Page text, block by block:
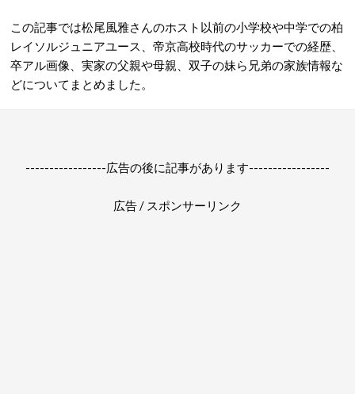
この記事では松尾風雅さんのホスト以前の小学校や中学での柏
レイソルジュニアユース、帝京高校時代のサッカーでの経歴、
卒アル画像、実家の父親や母親、双子の妹ら兄弟の家族情報な
どについてまとめました。
-----------------広告の後に記事があります-----------------
広告 / スポンサーリンク